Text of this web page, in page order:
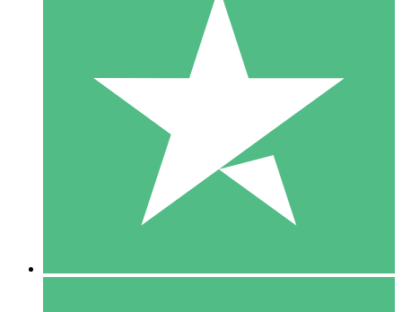
Individuelle Credit-Pakete
Zahlen Sie nach Bedarf mit Download-Credits. Keine
monatliche Verpflichtung erforderlich.
10 00